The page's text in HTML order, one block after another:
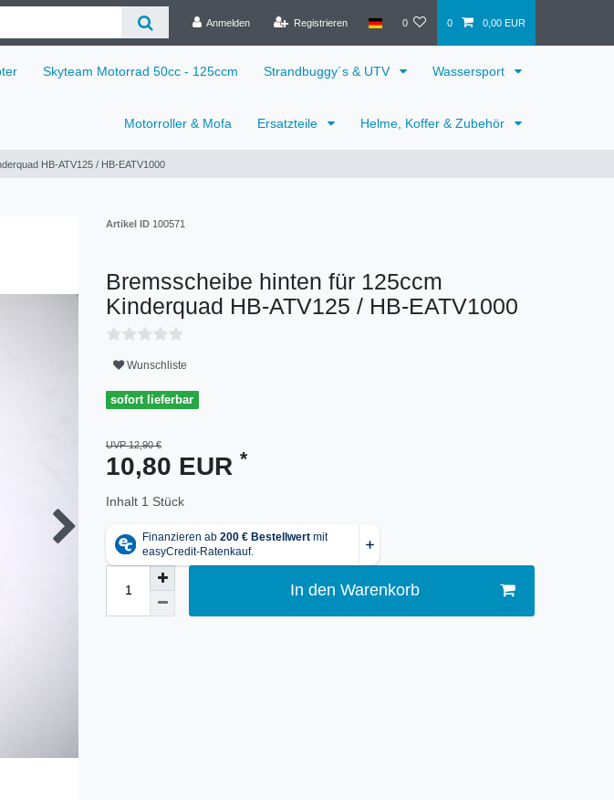
Anmelden Registrieren 0 0 0,00 EUR
Skyteam Motorrad 50cc - 125ccm Strandbuggy´s & UTV Wassersport
Motorroller & Mofa Ersatzteile Helme, Koffer & Zubehör
HB-ATV125 / HB-EATV1000
Artikel ID 100571
Bremsscheibe hinten für 125ccm
Kinderquad HB-ATV125 / HB-EATV1000
Wunschliste
sofort lieferbar
UVP 12,90 €
10,80 EUR *
Inhalt 1 Stück
In den Warenkorb